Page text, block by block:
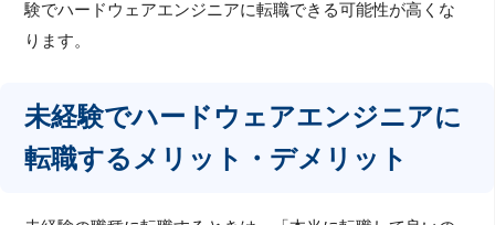
験でハードウェアエンジニアに転職できる可能性が高くな
ります。
未経験でハードウェアエンジニアに
転職するメリット・デメリット